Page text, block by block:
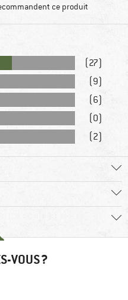
ce produit
(27)
(9)
(6)
(0)
(2)
VOUS ?